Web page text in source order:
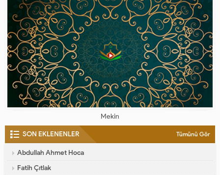
Mekin
SON EKLENENLER Tümünü Gör
Abdullah Ahmet Hoca
Fatih Çıtlak